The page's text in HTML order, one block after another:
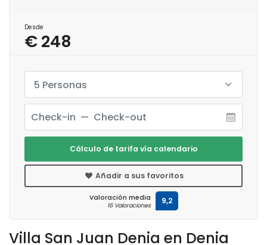
Villa San Juan Denia en Denia
Desde
€ 248
5 Personas
Cálculo de tarifa vía calendario
Añadir a sus favoritos
Valoración media
16 Valoraciones 9,2